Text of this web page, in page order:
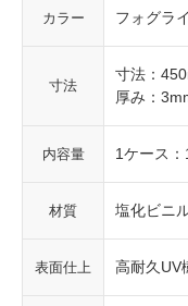
カラー フォグラ
寸法
寸法：
厚み：
内容量 1ケース：
材質 塩化ビニ
表面仕上 高耐久UV